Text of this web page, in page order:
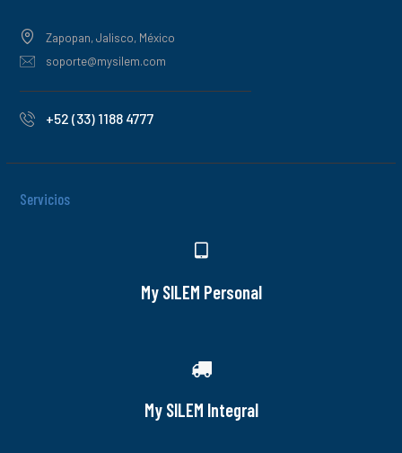
Zapopan, Jalisco, México
soporte@mysilem.com
+52 (33) 1188 4777
Servicios
My SILEM Personal
My SILEM Integral